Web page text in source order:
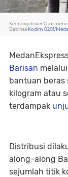
Seorang driver Ojol
Babinsa Kodim 0201/
Barisan
bantuan beras
kilogram atau
terdampak
Distribusi
along-along
sejumlah titik